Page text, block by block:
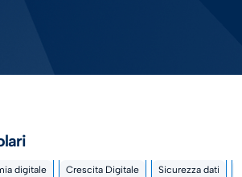
digitale Crescita Digitale Sicurezza dati